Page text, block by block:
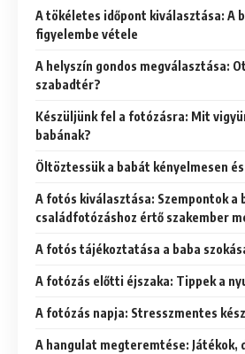
A tökéletes időpont kiválasztása: A
figyelembe vétele
A helyszín gondos megválasztása:
szabadtér?
Készüljünk fel a fotózásra: Mit
babának?
Öltöztessük a babát kényelmesen
A fotós kiválasztása: Szempontok a
családfotózáshoz értő szakember
A fotós tájékoztatása a baba
A fotózás előtti éjszaka: Tippek a
A fotózás napja: Stresszmentes
A hangulat megteremtése: Játékok,